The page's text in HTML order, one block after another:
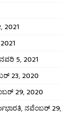
2021
5, 2021
23, 2020
29, 2020
ನವೆಂಬರ್ 29,